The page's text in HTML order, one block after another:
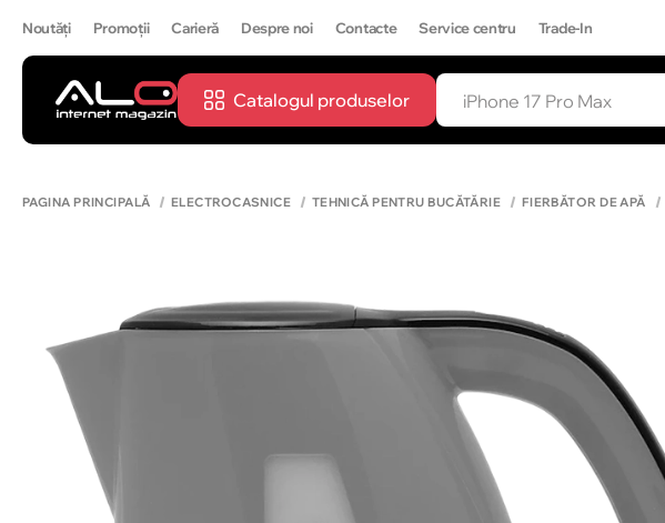
Noutăți Promoții Carieră Despre noi Contacte Service centru Trade-In
Catalogul produselor
PAGINA PRINCIPALĂ ELECTROCASNICE TEHNICĂ PENTRU BUCĂTĂRIE FIERBĂTOR DE APĂ